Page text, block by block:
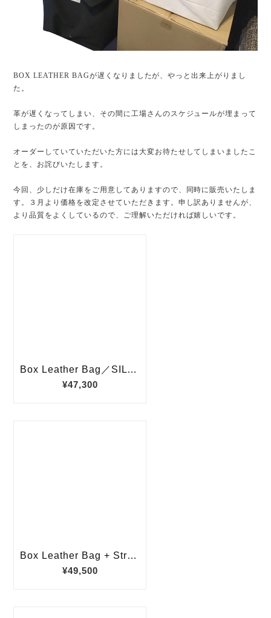
BOX LEATHER BAGが遅くなりましたが、やっと出来上がりまし
た。
革が遅くなってしまい、その間に工場さんのスケジュールが埋まって
しまったのが原因です。
オーダーしていていただいた方には大変お待たせしてしまいましたこ
とを、お詫びいたします。
今回、少しだけ在庫をご用意してありますので、同時に販売いたしま
す。３月より価格を改定させていただきます。申し訳ありませんが、
より品質をよくしているので、ご理解いただければ嬉しいです。